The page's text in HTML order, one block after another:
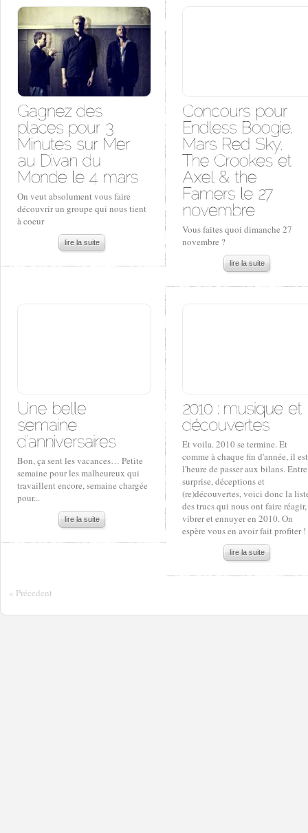
On veut absolument vous faire
découvrir un groupe qui nous tient
à coeur
lire la suite
Vous faites quoi dimanche 27
novembre ?
lire la suite
Bon, ça sent les vacances… Petite
semaine pour les malheureux qui
travaillent encore, semaine chargée
pour...
lire la suite
Et voila. 2010 se termine. Et
comme à chaque fin d'année, il est
l'heure de passer aux bilans. Entre
surprise, déceptions et
(re)découvertes, voici donc la
des trucs qui nous ont faire réagir,
vibrer et ennuyer en 2010. On
espère vous en avoir fait profiter !
lire la suite
« Précedent